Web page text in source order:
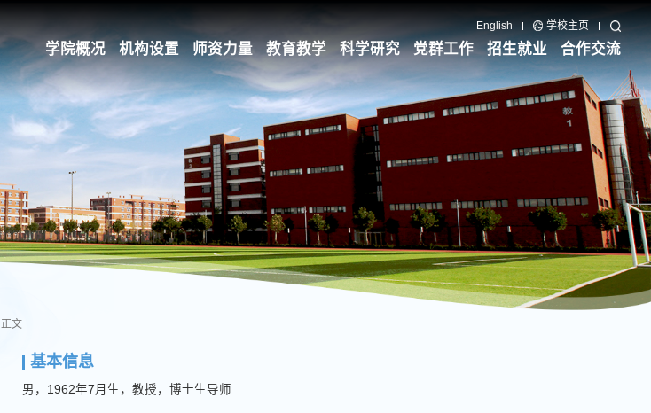
English 学校主页
学院概况 机构设置 师资力量 教育教学 科学研究 党群工作 招生就业 合作交流
正文
基本信息
男，1962年7月生，教授，博士生导师